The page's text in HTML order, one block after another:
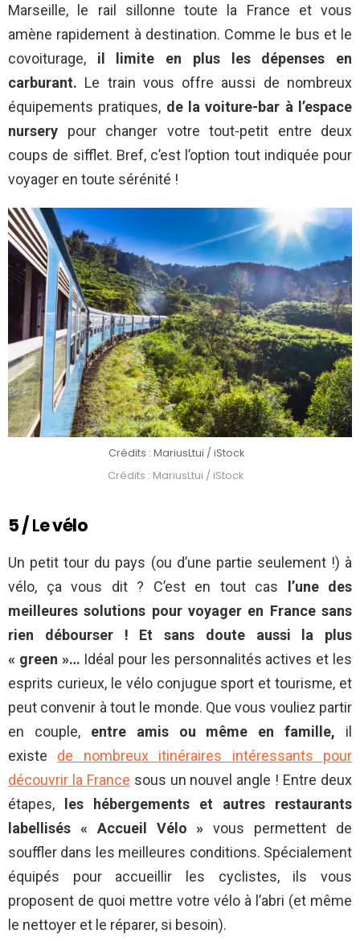
Marseille, le rail sillonne toute la France et vous
amène rapidement à destination. Comme le bus et le
covoiturage, il limite en plus les dépenses en
carburant. Le train vous offre aussi de nombreux
équipements pratiques, de la voiture-bar à l’espace
nursery pour changer votre tout-petit entre deux
coups de sifflet. Bref, c’est l’option tout indiquée pour
voyager en toute sérénité !
Crédits : MariusLtui / iStock
Crédits : MariusLtui / iStock
5 /Le vélo
Un petit tour du pays (ou d’une partie seulement !) à
vélo, ça vous dit ? C’est en tout cas l’une des
meilleures solutions pour voyager en France sans
rien débourser ! Et sans doute aussi la plus
« green »… Idéal pour les personnalités actives et les
esprits curieux, le vélo conjugue sport et tourisme, et
peut convenir à tout le monde. Que vous vouliez partir
en couple, entre amis ou même en famille, il
existe de nombreux itinéraires intéressants pour
découvrir la France sous un nouvel angle ! Entre deux
étapes, les hébergements et autres restaurants
labellisés « Accueil Vélo » vous permettent de
souffler dans les meilleures conditions. Spécialement
équipés pour accueillir les cyclistes, ils vous
proposent de quoi mettre votre vélo à l’abri (et même
le nettoyer et le réparer, si besoin).